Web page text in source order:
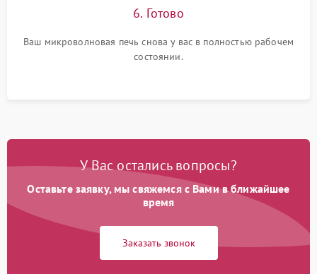
6. Готово
Ваш микроволновая печь снова у вас в полностью рабочем
состоянии.
У Вас остались вопросы?
Оставьте заявку, мы свяжемся с Вами в ближайшее
время
Заказать звонок